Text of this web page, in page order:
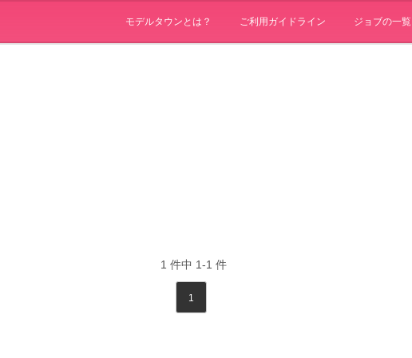
モデルタウンとは？ ご利用ガイドライン ジョブの一覧
1 件中 1-1 件
1